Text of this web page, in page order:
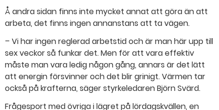
Å andra sidan finns inte mycket annat att göra än att
arbeta, det finns ingen annanstans att ta vägen.
– Vi har ingen reglerad arbetstid och är man här upp till
sex veckor så funkar det. Men för att vara effektiv
måste man vara ledig någon gång, annars är det lätt
att energin försvinner och det blir grinigt. Värmen tar
också på krafterna, säger styrkeledaren Björn Svärd.
Frågesport med övriga i lägret på lördagskvällen, en